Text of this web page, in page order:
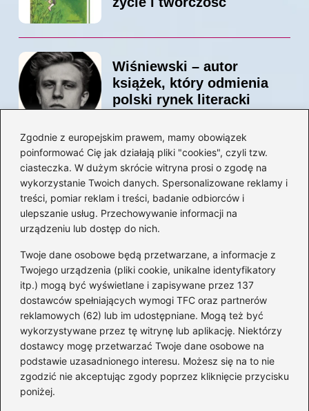
Zgodnie z europejskim prawem, mamy obowiązek
poinformować Cię jak działają pliki "cookies", czyli tzw.
ciasteczka. W dużym skrócie witryna prosi o zgodę na
wykorzystanie Twoich danych. Spersonalizowane reklamy i
treści, pomiar reklam i treści, badanie odbiorców i
ulepszanie usług. Przechowywanie informacji na
urządzeniu lub dostęp do nich.
Twoje dane osobowe będą przetwarzane, a informacje z
Twojego urządzenia (pliki cookie, unikalne identyfikatory
itp.) mogą być wyświetlane i zapisywane przez 137
dostawców spełniających wymogi TFC oraz partnerów
reklamowych (62) lub im udostępniane. Mogą też być
wykorzystywane przez tę witrynę lub aplikację. Niektórzy
dostawcy mogę przetwarzać Twoje dane osobowe na
podstawie uzasadnionego interesu. Możesz się na to nie
zgodzić nie akceptując zgody poprzez kliknięcie przycisku
poniżej.
Wiśniewski – autor
książek, który odmienia
polski rynek literacki
Magiczne kulisy życia
autora książki o Kubusiu
Puchatku
Odkryj inne książki autora
„Jaś i Małgosia”, które
musisz przeczytać
Odkrywając magiczny
świat: jakie książki napisał